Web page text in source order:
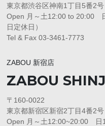
東京都渋谷区神南1丁目5番2
Open 月～土12:00 to 20:00
日定休日）
Tel & Fax 03-3461-7773
ZABOU 新宿店
ZABOU
〒160-0022
東京都新宿区新宿2丁目4番2
Open 月～土12:00~20:00 日